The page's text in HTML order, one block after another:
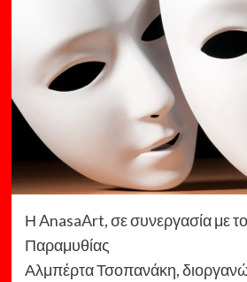
ΗAnasaArt, σε συνεργασία με
Παραμυθίας
Αλμπέρτα Τσοπανάκη,